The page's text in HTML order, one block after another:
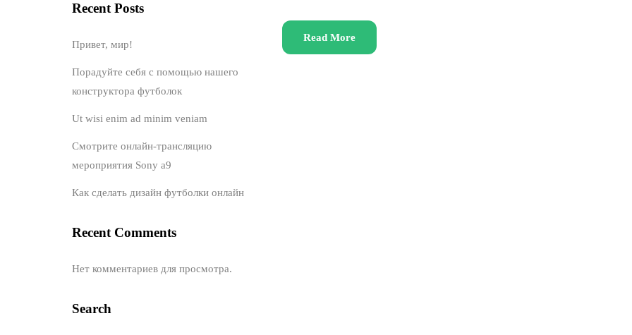
Read More
Recent Posts
Привет, мир!
Порадуйте себя с помощью нашего
конструктора футболок
Ut wisi enim ad minim veniam
Смотрите онлайн-трансляцию
мероприятия Sony a9
Как сделать дизайн футболки онлайн
Recent Comments
Нет комментариев для просмотра.
Search